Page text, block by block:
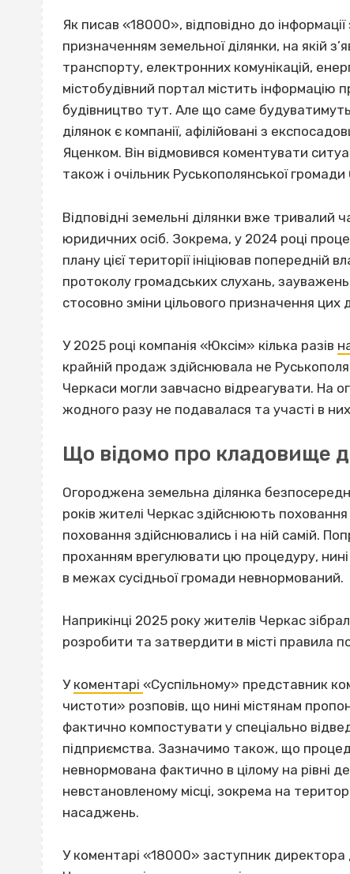
Як писав «18000», відповідно до
призначенням земельної ділянки, на якій
транспорту, електронних комунікацій,
містобудівний портал містить інформацію
будівництво тут. Але що саме
ділянок є компанії, афілійовані з
Яценком. Він відмовився коментувати
також і очільник Руськополянської
Відповідні земельні ділянки вже тривалий
юридичних осіб. Зокрема, у 2024 році
плану цієї території ініціював попередній
протоколу громадських слухань,
стосовно зміни цільового призначення цих
У 2025 році компанія «Юксім» кілька разів
крайній продаж здійснювала не
Черкаси могли завчасно відреагувати. На
жодного разу не подавалася та участі в
Що відомо про кладовище
Огороджена земельна ділянка
років жителі Черкас здійснюють
поховання здійснювались і на ній самій.
проханням врегулювати цю процедуру,
в межах сусідньої громади невнормований.
Наприкінці 2025 року жителів Черкас
розробити та затвердити в місті правила
У коментарі «Суспільному» представник
чистоти» розповів, що нині містянам
фактично компостувати у спеціально
підприємства. Зазначимо також, що
невнормована фактично в цілому на рівні
невстановленому місці, зокрема на
насаджень.
У коментарі «18000» заступник